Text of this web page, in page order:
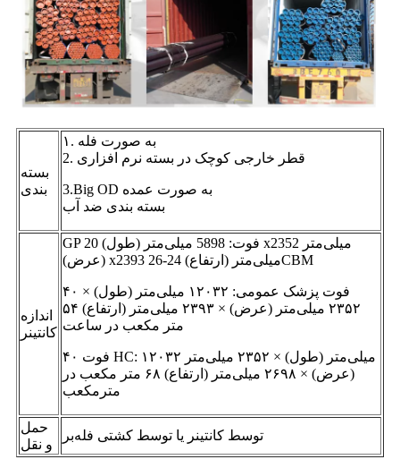
بسته
بندی
۱. به صورت فله
2. قطر خارجی کوچک در بسته نرم افزاری
3.Big OD به صورت عمده
بسته بندی ضد آب
اندازه
کانتینر
GP 20 فوت: 5898 میلی‌متر (طول) x2352 میلی‌متر
(عرض) x2393 میلی‌متر (ارتفاع) 24-26CBM
۴۰ فوت پزشک عمومی: ۱۲۰۳۲ میلی‌متر (طول) ×
۲۳۵۲ میلی‌متر (عرض) × ۲۳۹۳ میلی‌متر (ارتفاع) ۵۴
متر مکعب در ساعت
۴۰ فوت HC: ۱۲۰۳۲ میلی‌متر (طول) × ۲۳۵۲ میلی‌متر
(عرض) × ۲۶۹۸ میلی‌متر (ارتفاع) ۶۸ متر مکعب در
مترمکعب
حمل
و نقل
توسط کانتینر یا توسط کشتی فله‌بر